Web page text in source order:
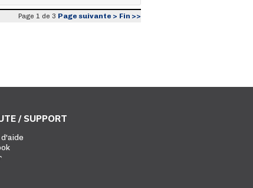
Page 1 de 3 Page suivante > Fin >>
/ SUPPORT